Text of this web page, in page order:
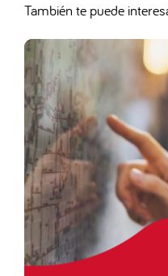
También te puede